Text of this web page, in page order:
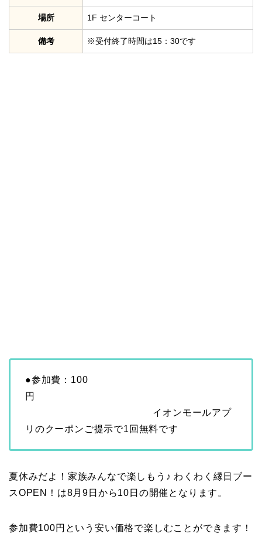
場所 1F センターコート
備考 ※受付終了時間は15：30です
●参加費：100
円
イオンモールアプ
リのクーポンご提示で1回無料です
夏休みだよ！家族みんなで楽しもう♪ わくわく縁日ブー
スOPEN！は8月9日から10日の開催となります。
参加費100円という安い価格で楽しむことができます！